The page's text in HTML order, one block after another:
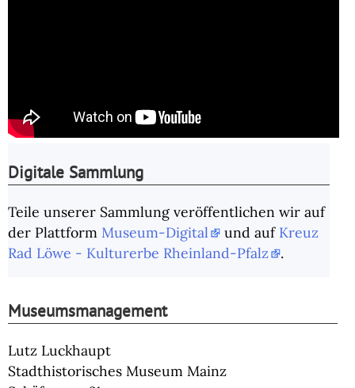
Digitale Sammlung
Teile unserer Sammlung veröffentlichen wir auf
der Plattform Museum-Digital und auf Kreuz
Rad Löwe - Kulturerbe Rheinland-Pfalz
.
Museumsmanagement
Lutz Luckhaupt
Stadthistorisches Museum Mainz